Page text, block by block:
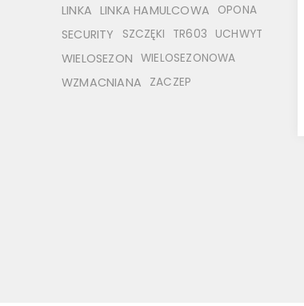
LINKA LINKA HAMULCOWA OPONA
SECURITY SZCZĘKI TR603 UCHWYT
WIELOSEZON WIELOSEZONOWA
WZMACNIANA ZACZEP